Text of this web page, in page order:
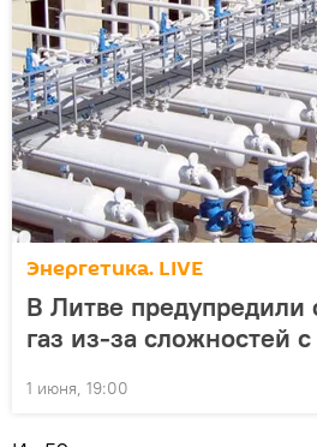
Энергетика. LIVE
В Литве предупредили
газ из-за сложностей
1 июня, 19:00